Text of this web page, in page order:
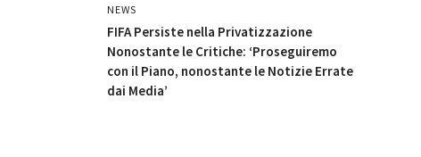
NEWS
FIFA Persiste nella Privatizzazione
Nonostante le Critiche: ‘Proseguiremo
con il Piano, nonostante le Notizie Errate
dai Media’